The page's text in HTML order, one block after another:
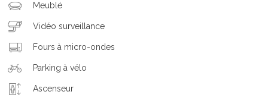
Meublé
Vidéo surveillance
Fours à micro-ondes
Parking à vélo
Ascenseur